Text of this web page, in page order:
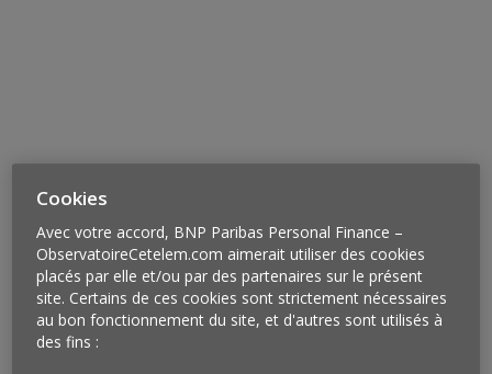
Vu à Craponne-sur-Arzon
A Craponne-sur-Arzon, commune rurale de 2 000
habitants plutôt isolée de Haute-Loire, le supermarché
Super U permet aux porteurs de sa carte de dépenser
Cookies
Avec votre accord, BNP Paribas Personal Finance –
ObservatoireCetelem.com aimerait utiliser des cookies
placés par elle et/ou par des partenaires sur le présent
site. Certains de ces cookies sont strictement nécessaires
au bon fonctionnement du site, et d'autres sont utilisés à
des fins :